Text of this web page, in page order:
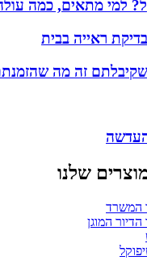
למי מתאים, כמה
ראייה בבית
זה מה
שלנו
המשרד
המוגן